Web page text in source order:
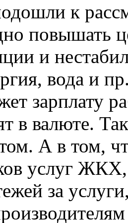
к
повышать
и
вода и
зарплату
в валюте.
А в том,
услуг ЖКХ,
за